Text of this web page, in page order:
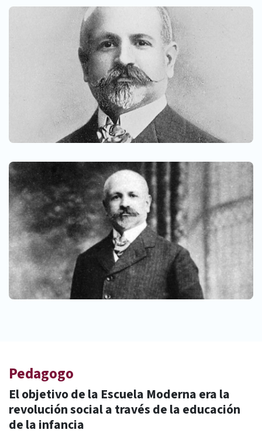
Pedagogo
El objetivo de la Escuela Moderna era la
revolución social a través de la educación
de la infancia